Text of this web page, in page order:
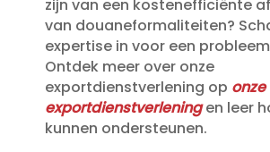
zijn van een kostenefficiënte
van douaneformaliteiten?
expertise in voor een
Ontdek meer over onze
exportdienstverlening op onze
exportdienstverleningen leer
kunnen ondersteunen.​